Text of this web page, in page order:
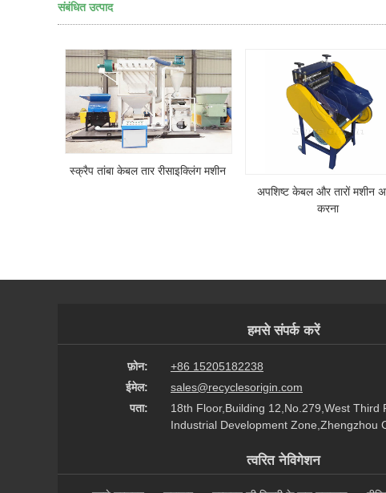
संबंधित उत्पाद
स्क्रैप तांबा केबल तार रीसाइक्लिंग मशीन
अपशिष्ट केबल और तारों मशीन
करना
हमसे संपर्क करें
फ़ोन:
+86 15205182238
ईमेल:
sales@recyclesorigin.com
पता:
18th Floor,Building 12,No.279,West Third
Industrial Development Zone,Zhengzhou
त्वरित नेविगेशन